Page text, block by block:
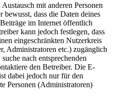
mit anderen Personen
dass die Daten deines
im Internet öffentlich
kann jedoch festlegen, dass
eingeschränkten Nutzerkreis
Administratoren etc.) zugänglich
nach entsprechenden
den Betreiber. Die E-
dabei jedoch nur für den
Personen (Administratoren)